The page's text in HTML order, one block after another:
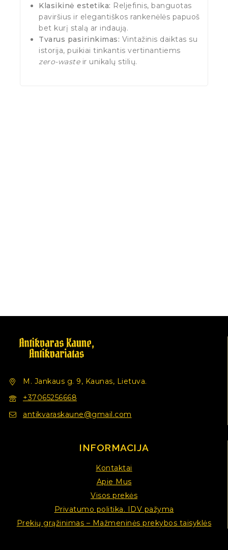
Klasikinė estetika: Reljefinis, banguotas
paviršius ir elegantiškos rankenėlės papuoš
bet kurį stalą ar indaują.
Tvarus pasirinkimas: Vintažinis daiktas su
istorija, puikiai tinkantis vertinantiems
zero-wasteir unikalų stilių.
M. Jankaus g. 9, Kaunas, Lietuva.
+37065256668
antikvaraskaune@gmail.com
INFORMACIJA
Kontaktai
Apie Mus
Visos prekės
Privatumo politika. IDV pažyma
Prekių grąžinimas – Mažmeninės prekybos taisyklės